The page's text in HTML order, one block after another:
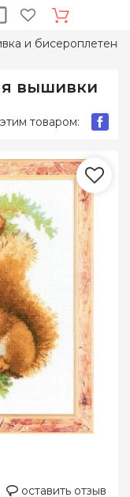
и
вышивки
товаром:
оставить отзыв